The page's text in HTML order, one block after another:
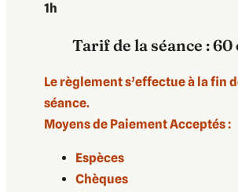
1h
Tarif de la séance : 60
Le règlement s’effectue à la fin
séance.
Moyens de Paiement Acceptés :
Espèces
Chèques